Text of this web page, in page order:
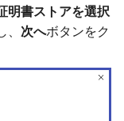
明書ストアを選択
次へボタンをク